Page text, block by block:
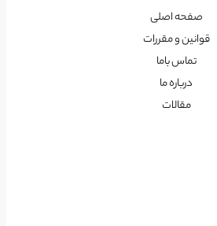
صفحه اصلی
قوانین و مقررات
تماس باما
درباره ما
مقالات